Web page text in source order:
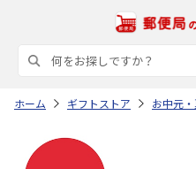
ホーム ギフトストア お中元